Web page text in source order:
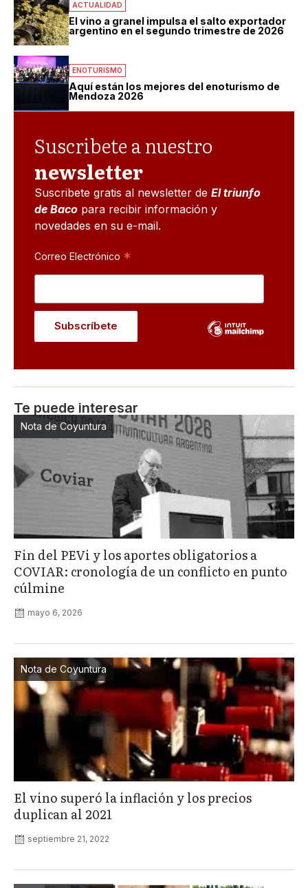
ACTUALIDAD
El vino a granel impulsa el salto exportador
argentino en el segundo trimestre de 2026
ENOTURISMO
Aquí están los mejores del enoturismo de
Mendoza 2026
Suscribete a nuestro
newsletter
Suscribete gratis al newsletter de El triunfo
de Baco para recibir información y
novedades en su e-mail.
Correo Electrónico *
Te puede interesar
Nota de Coyuntura
Fin del PEVi y los aportes obligatorios a
COVIAR: cronología de un conflicto en punto
cúlmine
mayo 6, 2026
Nota de Coyuntura
El vino superó la inflación y los precios
duplican al 2021
septiembre 21, 2022